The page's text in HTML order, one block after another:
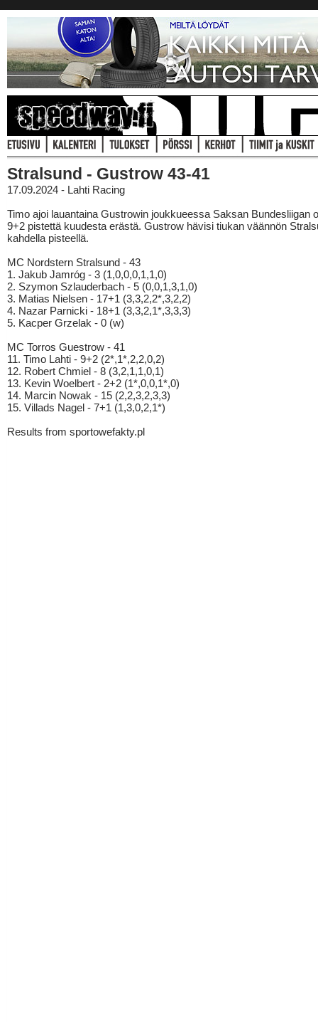
Stralsund - Gustrow 43-41
17.09.2024 - Lahti Racing
Timo ajoi lauantaina Gustrowin joukkueessa Saksan Bundesliigan
9+2 pistettä kuudesta erästä. Gustrow hävisi tiukan väännön
kahdella pisteellä.
MC Nordstern Stralsund - 43
1. Jakub Jamróg - 3 (1,0,0,0,1,1,0)
2. Szymon Szlauderbach - 5 (0,0,1,3,1,0)
3. Matias Nielsen - 17+1 (3,3,2,2*,3,2,2)
4. Nazar Parnicki - 18+1 (3,3,2,1*,3,3,3)
5. Kacper Grzelak - 0 (w)
MC Torros Guestrow - 41
11. Timo Lahti - 9+2 (2*,1*,2,2,0,2)
12. Robert Chmiel - 8 (3,2,1,1,0,1)
13. Kevin Woelbert - 2+2 (1*,0,0,1*,0)
14. Marcin Nowak - 15 (2,2,3,2,3,3)
15. Villads Nagel - 7+1 (1,3,0,2,1*)
Results from sportowefakty.pl